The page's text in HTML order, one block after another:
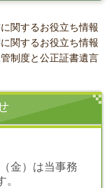
関するお役立ち情報
関するお役立ち情報
制度と公正証書遺言
金）は当事務